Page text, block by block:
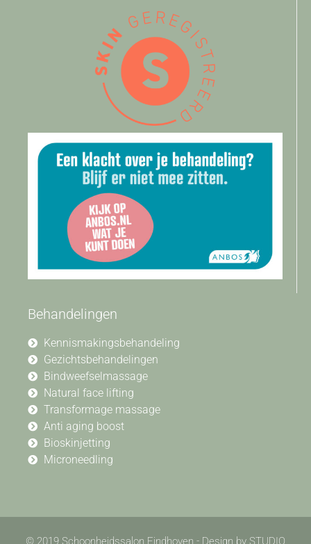
Behandelingen
Kennismakingsbehandeling
Gezichtsbehandelingen
Bindweefselmassage
Natural face lifting
Transformage massage
Anti aging boost
Bioskinjetting
Microneedling
© 2019 Schoonheidssalon Eindhoven - Design by STUDIO